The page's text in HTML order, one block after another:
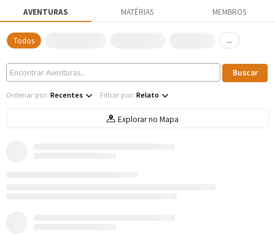
AVENTURAS MATÉRIAS MEMBROS
Todos ...
Ordenar por: Recentes Filtrar por: Relato
Explorar no Mapa